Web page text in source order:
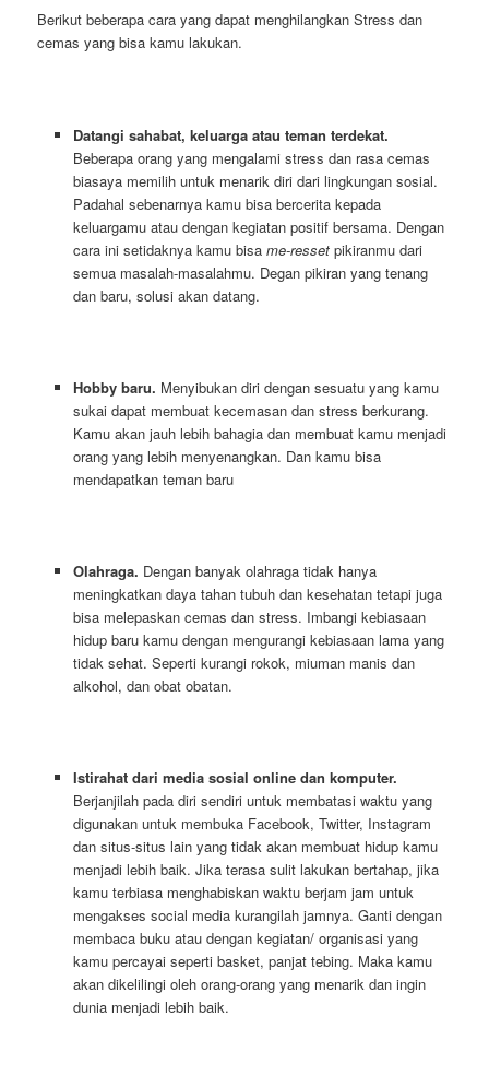
Berikut beberapa cara yang dapat menghilangkan Stress dan
cemas yang bisa kamu lakukan.
Datangi sahabat, keluarga atau teman terdekat.
Beberapa orang yang mengalami stress dan rasa cemas
biasaya memilih untuk menarik diri dari lingkungan sosial.
Padahal sebenarnya kamu bisa bercerita kepada
keluargamu atau dengan kegiatan positif bersama. Dengan
cara ini setidaknya kamu bisa me-resset pikiranmu dari
semua masalah-masalahmu. Degan pikiran yang tenang
dan baru, solusi akan datang.
Hobby baru. Menyibukan diri dengan sesuatu yang kamu
sukai dapat membuat kecemasan dan stress berkurang.
Kamu akan jauh lebih bahagia dan membuat kamu menjadi
orang yang lebih menyenangkan. Dan kamu bisa
mendapatkan teman baru
Olahraga. Dengan banyak olahraga tidak hanya
meningkatkan daya tahan tubuh dan kesehatan tetapi juga
bisa melepaskan cemas dan stress. Imbangi kebiasaan
hidup baru kamu dengan mengurangi kebiasaan lama yang
tidak sehat. Seperti kurangi rokok, miuman manis dan
alkohol, dan obat obatan.
Istirahat dari media sosial online dan komputer.
Berjanjilah pada diri sendiri untuk membatasi waktu yang
digunakan untuk membuka Facebook, Twitter, Instagram
dan situs-situs lain yang tidak akan membuat hidup kamu
menjadi lebih baik. Jika terasa sulit lakukan bertahap, jika
kamu terbiasa menghabiskan waktu berjam jam untuk
mengakses social media kurangilah jamnya. Ganti dengan
membaca buku atau dengan kegiatan/ organisasi yang
kamu percayai seperti basket, panjat tebing. Maka kamu
akan dikelilingi oleh orang-orang yang menarik dan ingin
dunia menjadi lebih baik.